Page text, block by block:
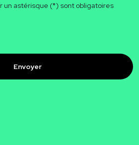
un astérisque (*) sont obligatoires